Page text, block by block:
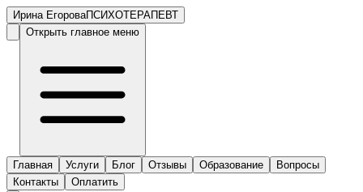
Ирина ЕгороваПСИХОТЕРАПЕВТ
Открыть главное меню
Главная Услуги Блог Отзывы Образование
Вопросы
Контакты
Оплатить